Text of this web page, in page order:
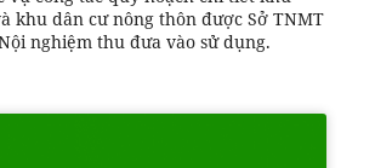
khu dân cư nông thôn được Sở TNMT
nghiệm thu đưa vào sử dụng.